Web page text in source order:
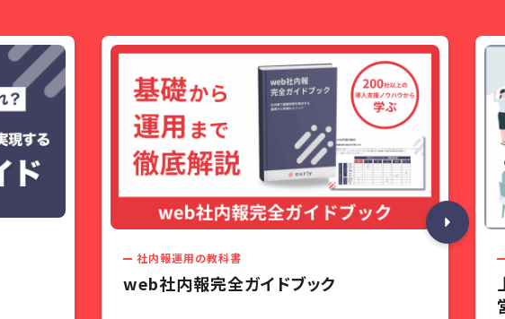
社内報運用の教科書
web社内報完全ガイドブック